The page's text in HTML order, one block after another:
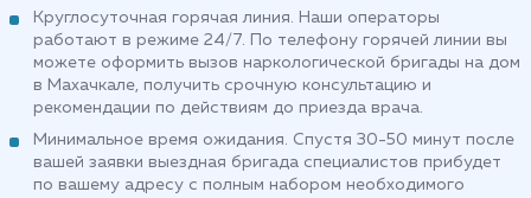
Круглосуточная горячая линия. Наши операторы
работают в режиме 24/7. По телефону горячей линии вы
можете оформить вызов наркологической бригады на дом
в Махачкале, получить срочную консультацию и
рекомендации по действиям до приезда врача.
Минимальное время ожидания. Спустя 30-50 минут после
вашей заявки выездная бригада специалистов прибудет
по вашему адресу с полным набором необходимого